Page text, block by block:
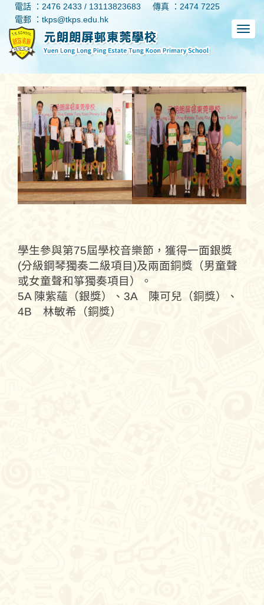
電話 ：2476 2433 / 13113823683
傳真 ：2474 7225
電郵 ：tkps@tkps.edu.hk
學生參與第75屆學校音樂節，獲得一面銀獎
(分級鋼琴獨奏二級項目)及兩面銅獎（男童聲
或女童聲和箏獨奏項目）。
5A 陳紫蘊（銀獎）、3A 陳可兒（銅獎）、
4B 林敏希（銅獎）